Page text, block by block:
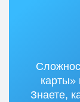
карты»
Знаете,